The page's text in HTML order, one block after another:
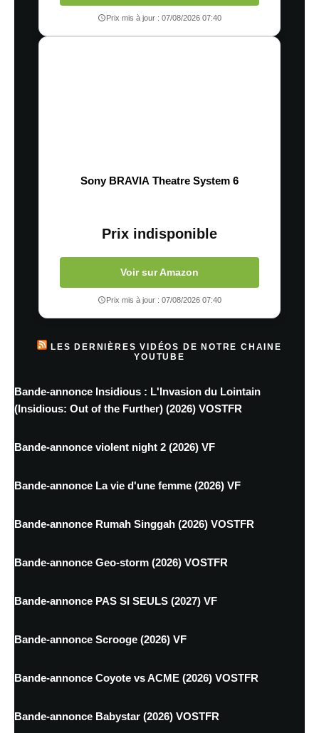
Prix mis à jour : 07/08/2026 07:40
Sony BRAVIA Theatre System 6
Prix indisponible
Voir sur Amazon
Prix mis à jour : 07/08/2026 07:40
LES DERNIÈRES VIDÉOS DE NOTRE CHAINE
YOUTUBE
Bande-annonce Insidious : L'Invasion du Lointain
(Insidious: Out of the Further) (2026) VOSTFR
Bande-annonce violent night 2 (2026) VF
Bande-annonce La vie d'une femme (2026) VF
Bande-annonce Rumah Singgah (2026) VOSTFR
Bande-annonce Geo-storm (2026) VOSTFR
Bande-annonce PAS SI SEULS (2027) VF
Bande-annonce Scrooge (2026) VF
Bande-annonce Coyote vs ACME (2026) VOSTFR
Bande-annonce Babystar (2026) VOSTFR